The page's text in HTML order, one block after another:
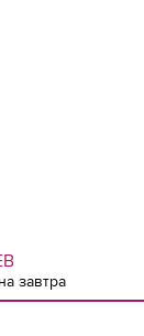
завтра